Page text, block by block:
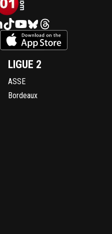
LIGUE 2
ASSE
Bordeaux